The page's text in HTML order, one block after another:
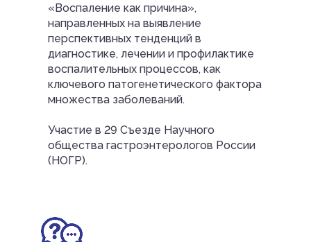
«Воспаление как причина»,
направленных на выявление
перспективных тенденций в
диагностике, лечении и профилактике
воспалительных процессов, как
ключевого патогенетического фактора
множества заболеваний.
Участие в 29 Съезде Научного
общества гастроэнтерологов России
(НОГР).